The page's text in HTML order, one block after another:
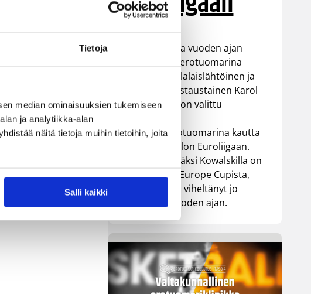
Tietoja
median ominaisuuksien tukemiseen
ja analytiikka-alan
näitä tietoja muihin tietoihin, joita
Salli kaikki
Jo yhdentoista vuoden ajan
Korisliigassa erotuomarina
toiminut puolalaislähtöinen ja
rovaniemeläistaustainen Karol
Kowalski, 36, on valittu
suomalaiserotuomarina kautta
aikain koripallon Euroliigaan.
Korisliigan lisäksi Kowalskilla on
taustaa FIBA Europe Cupista,
missä hän on viheltänyt jo
seitsemän vuoden ajan.